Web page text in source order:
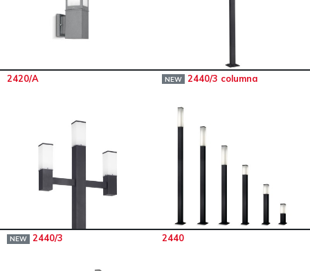
2420/A NEW 2440/3 columna
NEW 2440/3 2440